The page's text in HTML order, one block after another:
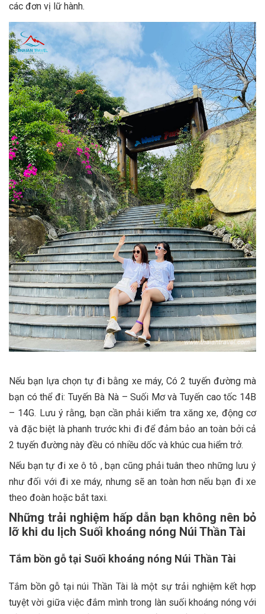
các đơn vị lữ hành.
Nếu bạn lựa chọn tự đi bằng xe máy, Có 2 tuyến đường mà
bạn có thể đi: Tuyến Bà Nà – Suối Mơ và Tuyến cao tốc 14B
– 14G. Lưu ý rằng, bạn cần phải kiểm tra xăng xe, động cơ
và đặc biệt là phanh trước khi đi để đảm bảo an toàn bởi cả
2 tuyến đường này đều có nhiều dốc và khúc cua hiểm trở.
Nếu bạn tự đi xe ô tô , bạn cũng phải tuân theo những lưu ý
như đối với đi xe máy, nhưng sẽ an toàn hơn nếu bạn đi xe
theo đoàn hoặc bắt taxi.
Những trải nghiệm hấp dẫn bạn không nên bỏ
lỡ khi du lịch Suối khoáng nóng Núi Thần Tài
Tắm bồn gỗ tại Suối khoáng nóng Núi Thần Tài
Tắm bồn gỗ tại núi Thần Tài là một sự trải nghiệm kết hợp
tuyệt vời giữa việc đắm mình trong làn suối khoáng nóng với